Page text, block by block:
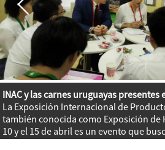
INAC y las carnes uruguayas presentes
La Exposición Internacional de
también conocida como Exposición de
10 y el 15 de abril es un evento que
importaciones de productos de alta